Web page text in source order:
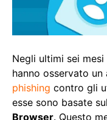
Negli ultimi sei
hanno osservato
phishing contro gli
esse sono basate
Browser. Questo